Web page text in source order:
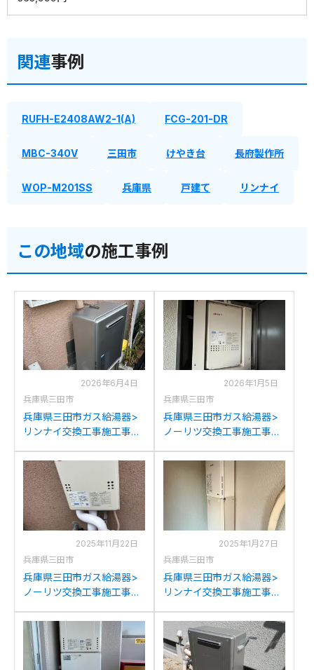
関連事例
RUFH-E2408AW2-1(A) FCG-201-DR
MBC-340V 三田市 けやき台 長府製作所
WOP-M201SS 兵庫県 戸建て リンナイ
この地域の施工事例
2026年6月4日
兵庫県三田市
兵庫県三田市ガス給湯器>
リンナイ交換工事施工事
からリンナイRUF-
K2406SAW(A)への交換
2026年1月5日
兵庫県三田市
兵庫県三田市ガス給湯器>
ノーリツ交換工事施工事
1627AWX-TBからノーリツ
GQ-1627AWX-TB-DXBLへ
2025年11月22日
兵庫県三田市
兵庫県三田市ガス給湯器>
ノーリツ交換工事施工事
ニ(N)33-538(U)
YS1614RXCからノーリツ
GQ-1639WS-1BLへの交換
2025年1月27日
兵庫県三田市
兵庫県三田市ガス給湯器>
リンナイ交換工事施工事
からリンナイRUJ-
A1610W(A)への交換